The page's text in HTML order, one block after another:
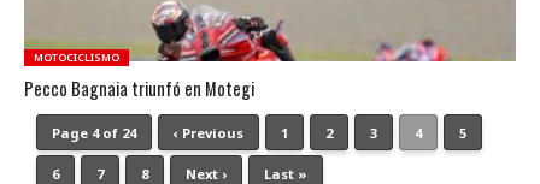
MOTOCICLISMO
Pecco Bagnaia triunfó en Motegi
Page 4 of 24 ‹ Previous 1 2 3 4 5
6 7 8 Next › Last »